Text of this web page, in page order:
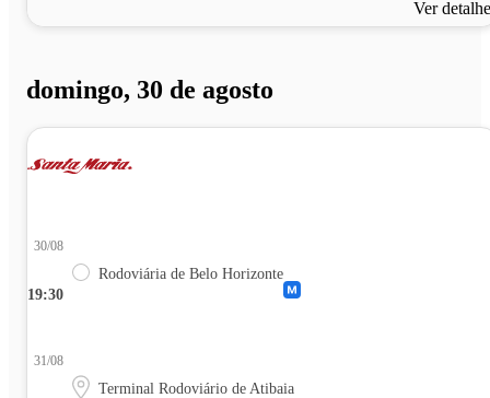
Ver
domingo, 30 de agosto
19:30
30/08
Rodoviária de Belo Horizonte
31/08
Terminal Rodoviário de Atibaia